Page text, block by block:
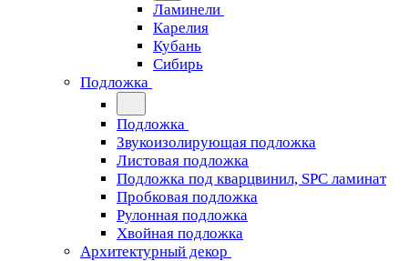
Ламинели
Карелия
Кубань
Сибирь
Подложка
Подложка
Звукоизолирующая подложка
Листовая подложка
Подложка под кварцвинил, SPC ламинат
Пробковая подложка
Рулонная подложка
Хвойная подложка
Архитектурный декор